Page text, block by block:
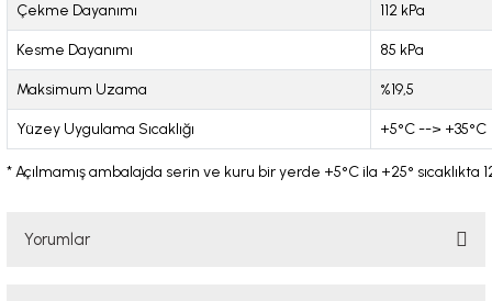
Çekme Dayanımı 112 kPa
Kesme Dayanımı 85 kPa
Maksimum Uzama %19,5
Yüzey Uygulama Sıcaklığı +5°C --> +35°C
* Açılmamış ambalajda serin ve kuru bir yerde +5°C ila +25° sıcaklıkta
Yorumlar